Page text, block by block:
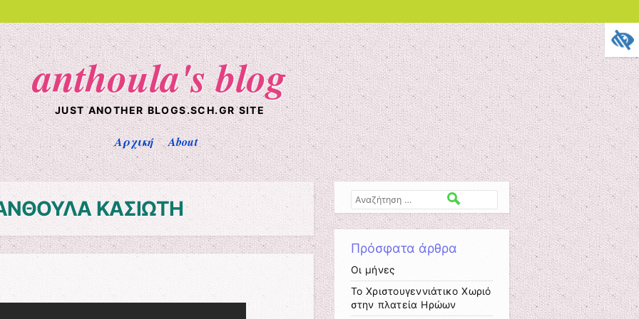
anthoula's blog
JUST ANOTHER BLOGS.SCH.GR SITE
Αρχική About
ΚΑΣΙΩΤΗ Αναζήτηση
Πρόσφατα άρθρα
Οι μήνες
Το Χριστουγεννιάτικο Χωριό
στην πλατεία Ηρώων